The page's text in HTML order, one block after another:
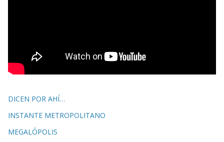
DICEN POR AHÍ…
INSTANTE METROPOLITANO
MEGALÓPOLIS